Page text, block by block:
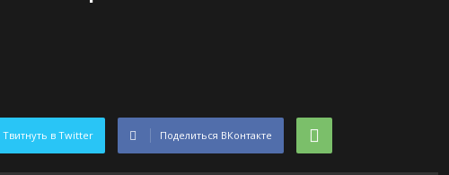
Твитнуть в Twitter Поделиться ВКонтакте